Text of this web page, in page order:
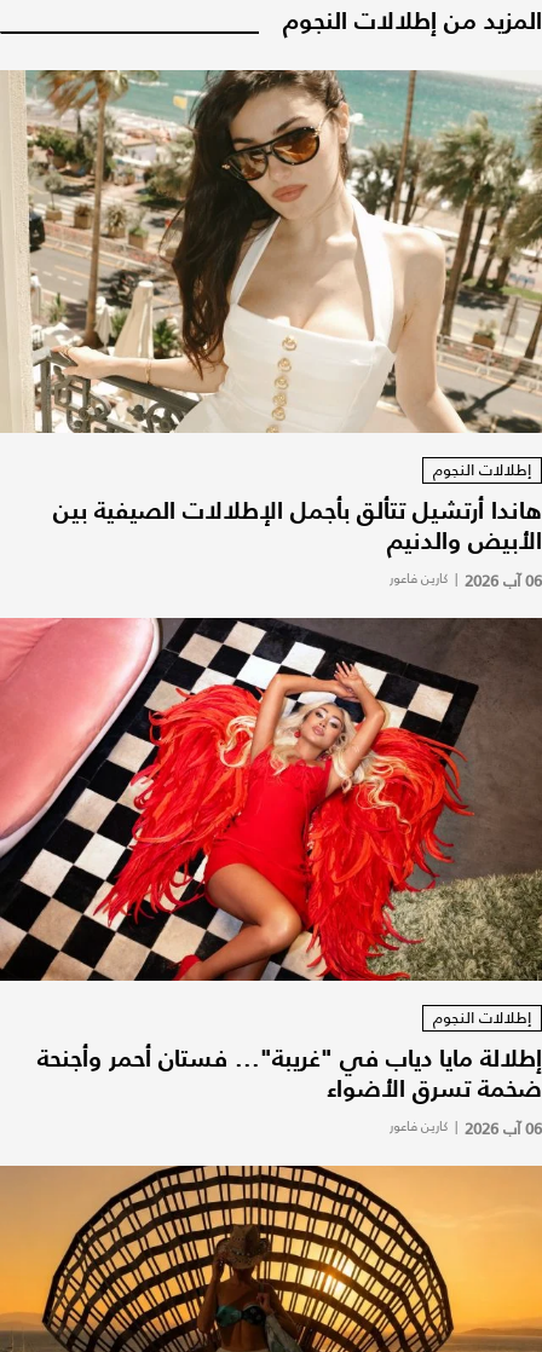
المزيد من إطلالات النجوم
إطلالات النجوم
هاندا أرتشيل تتألق بأجمل الإطلالات الصيفية بين
الأبيض والدنيم
06 آب 2026 | كارين فاعور
إطلالات النجوم
إطلالة مايا دياب في "غريبة"... فستان أحمر وأجنحة
ضخمة تسرق الأضواء
06 آب 2026 | كارين فاعور